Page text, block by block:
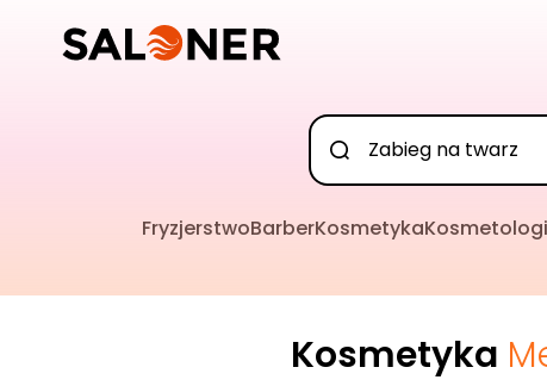
FryzjerstwoBarberKosmetyka
Kosmetyka